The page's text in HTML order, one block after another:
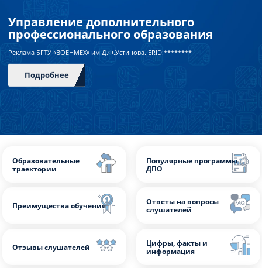
Преподавателям
Слушателям
Партнерам
Управление дополнительного
профессионального образования
Реклама БГТУ «ВОЕНМЕХ» им Д.Ф.Устинова. ERID:********
траектории
Популярные
ДПО